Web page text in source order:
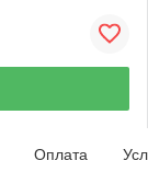
Оплата